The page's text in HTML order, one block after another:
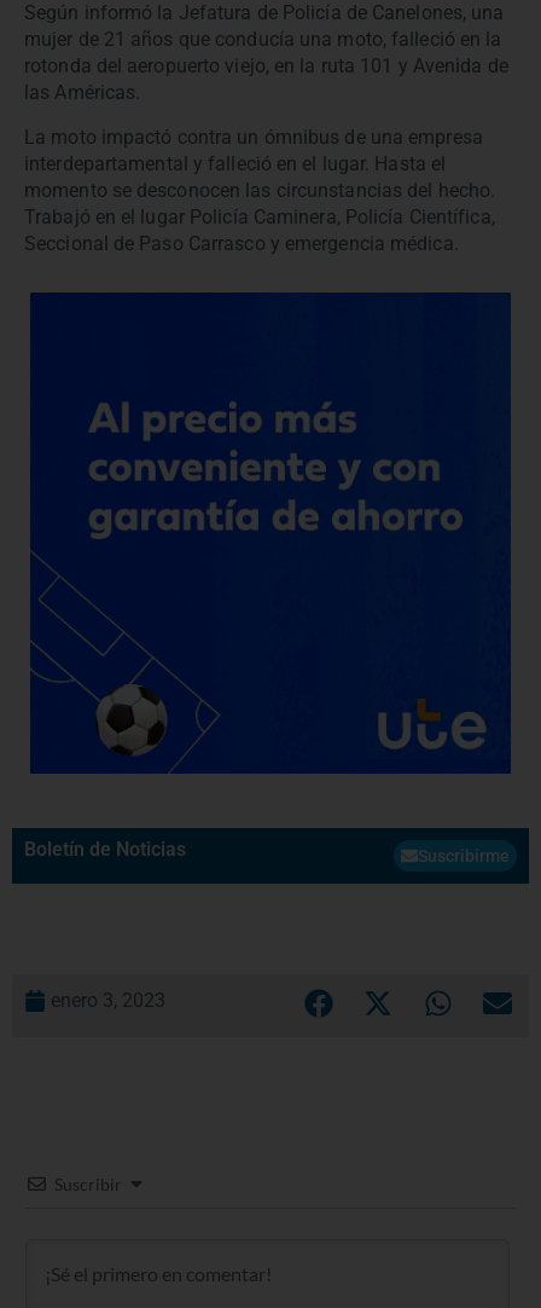
Según informó la Jefatura de Policía de Canelones, una
mujer de 21 años que conducía una moto, falleció en la
rotonda del aeropuerto viejo, en la ruta 101 y Avenida de
las Américas.
La moto impactó contra un ómnibus de una empresa
interdepartamental y falleció en el lugar. Hasta el
momento se desconocen las circunstancias del hecho.
Trabajó en el lugar Policía Caminera, Policía Científica,
Seccional de Paso Carrasco y emergencia médica.
Boletín de Noticias Suscribirme
enero 3, 2023
Suscribir